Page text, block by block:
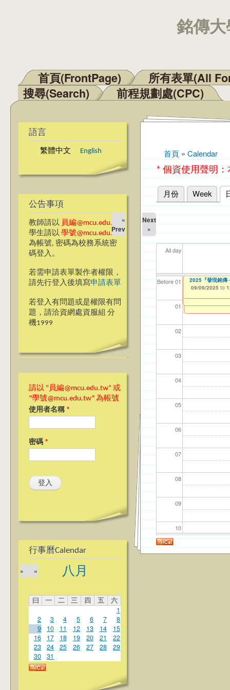
銘傳
主選單
首頁(FrontPage)
所有表單(All
搜尋(Search)
前程規劃處(CPC)
語言
繁體中文 English
公告事項
教師請以 員編@mcu.edu.tw
學生請以 學號@mcu.edu.tw
為帳號, 密碼為校務系統密
碼登入。
若需申請表單製作者權限，
請先行登入後填寫申請表單
若登入有問題或是權限有問
題，請洽資網處資服組 分
機1999
請以 "員編@mcu.edu.tw" 或
"學號@mcu.edu.tw" 為帳號
使用者名稱 *
密碼 *
行事曆Calendar
八月
«
»
曰 一 二 三 四 五
六
1
2
3 4 5 6 7
8
9
10 11 12 13 14
15
16
17 18 19 20 21
22
23
24 25 26 27 28
29
30
31
您在這裡
首頁 » Calendar
* 個資使用聲明
主要索引標籤
月份 Week
«
Prev
Next
»
All day
Before 01
01
02
03
04
05
06
07
08
09
10
11
【資網處】
整合系統～表單
我愛銘傳我愛養
校區)
【財務處】工讀
11/12/2021 to
【財務處】漏打
錄
114
04/
114
02/
114
03/
【學
07/
114
09/
商品
11/
教務
11/
114
02/
【教學暨學習資
Learning
【教學暨學習資
Learning
2025『發現銘傳
09/09/2025 to